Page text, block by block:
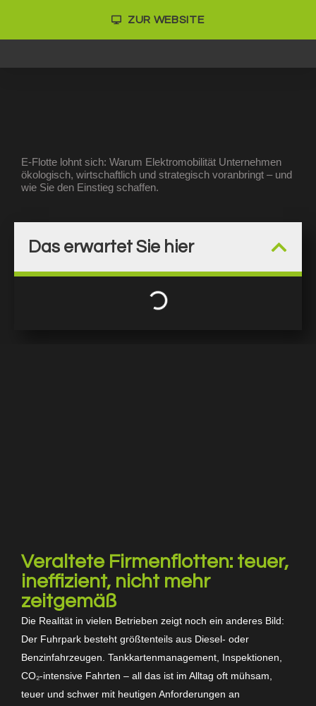
ZUR WEBSITE
E-Flotte lohnt sich: Warum Elektromobilität Unternehmen
ökologisch, wirtschaftlich und strategisch voranbringt – und
wie Sie den Einstieg schaffen.
Das erwartet Sie hier
Veraltete Firmenflotten: teuer,
ineffizient, nicht mehr
zeitgemäß
Die Realität in vielen Betrieben zeigt noch ein anderes Bild:
Der Fuhrpark besteht größtenteils aus Diesel- oder
Benzinfahrzeugen. Tankkartenmanagement, Inspektionen,
CO₂-intensive Fahrten – all das ist im Alltag oft mühsam,
teuer und schwer mit heutigen Anforderungen an